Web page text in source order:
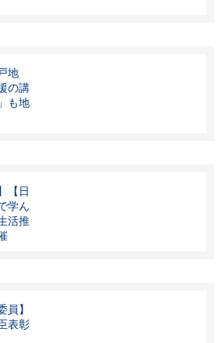
地
の講
も地
【日
学ん
活推
】
表彰